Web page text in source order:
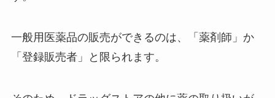
一般用医薬品の販売ができるのは、「薬剤師」か
「登録販売者」と限られます。